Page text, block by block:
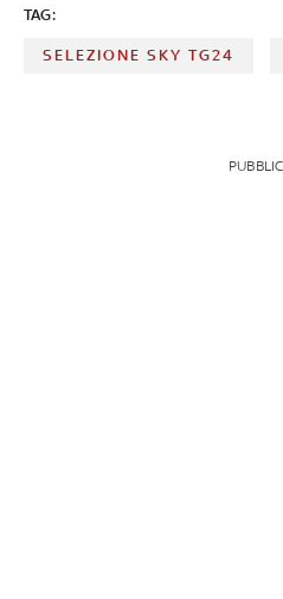
TAG:
SELEZIONE SKY TG24